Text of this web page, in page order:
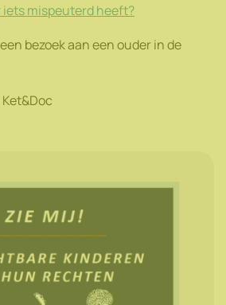
mispeuterd heeft?
bezoek aan een ouder in de